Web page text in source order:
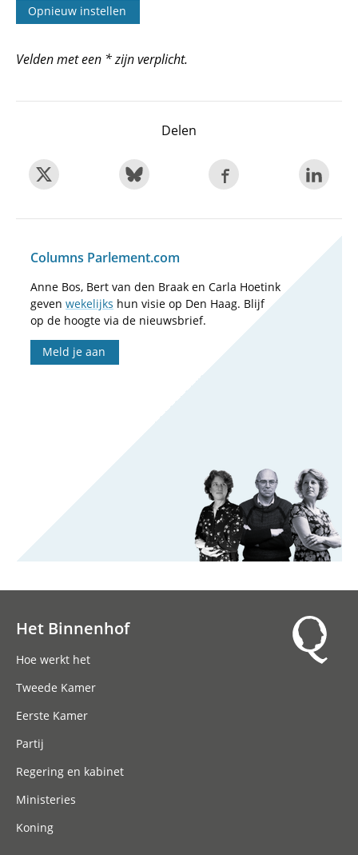
Velden met een * zijn verplicht.
Delen
Columns Parlement.com
Anne Bos, Bert van den Braak en Carla Hoetink
geven wekelijks hun visie op Den Haag. Blijf
op de hoogte via de nieuwsbrief.
Meld je aan
Het Binnenhof
Hoe werkt het
Tweede Kamer
Eerste Kamer
Partij
Regering en kabinet
Ministeries
Koning